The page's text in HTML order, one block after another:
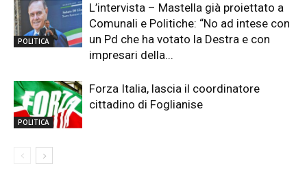
POLITICA
L’intervista – Mastella già proiettato a
Comunali e Politiche: “No ad intese con
un Pd che ha votato la Destra e con
impresari della...
POLITICA
Forza Italia, lascia il coordinatore
cittadino di Foglianise